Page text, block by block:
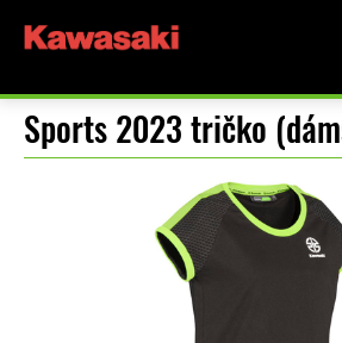
Sports 2023 tričko